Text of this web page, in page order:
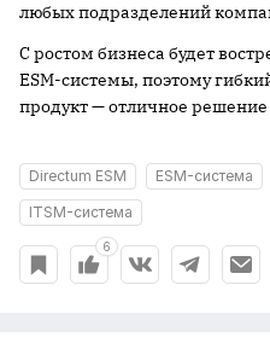
любых подразделений
С ростом бизнеса будет
ESM-системы, поэтому
продукт — отличное
Directum ESM ESM-система
ITSM-система
6